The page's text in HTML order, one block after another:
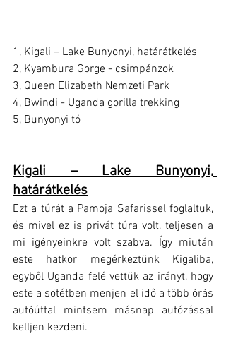
1, Kigali – Lake Bunyonyi, határátkelés
2, Kyambura Gorge - csimpánzok
3, Queen Elizabeth Nemzeti Park
4, Bwindi - Uganda gorilla trekking
5, Bunyonyi tó
Kigali – Lake Bunyonyi,
határátkelés
Ezt a túrát a Pamoja Safarissel foglaltuk,
és mivel ez is privát túra volt, teljesen a
mi igényeinkre volt szabva. Így miután
este hatkor megérkeztünk Kigaliba,
egyből Uganda felé vettük az irányt, hogy
este a sötétben menjen el idő a több órás
autóúttal mintsem másnap autózással
kelljen kezdeni.